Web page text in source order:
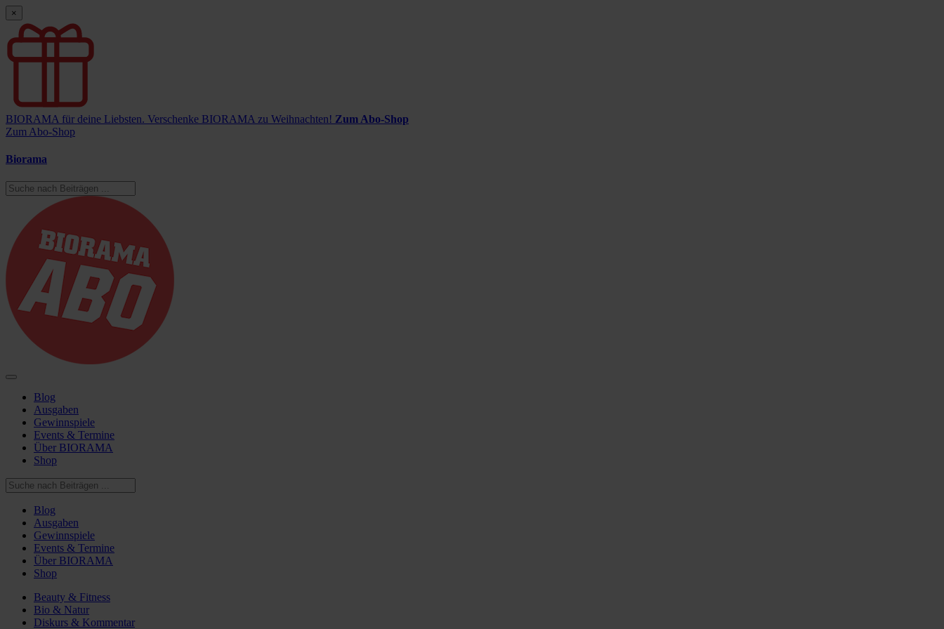
×
BIORAMA für deine Liebsten. Verschenke BIORAMA zu Weihnachten! Zum Abo-Shop
Zum Abo-Shop
Biorama
Blog
Ausgaben
Gewinnspiele
Events & Termine
Über BIORAMA
Shop
Blog
Ausgaben
Gewinnspiele
Events & Termine
Über BIORAMA
Shop
Beauty & Fitness
Bio & Natur
Diskurs & Kommentar